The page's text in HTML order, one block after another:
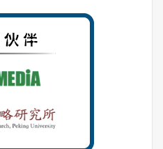
，对森林资源进行健全、可
。卑诗省政府重新调整这套管